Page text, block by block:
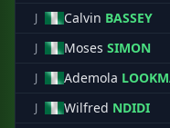
J Calvin BASSEY
J Moses SIMON
J Ademola
J
Wilfred NDIDI